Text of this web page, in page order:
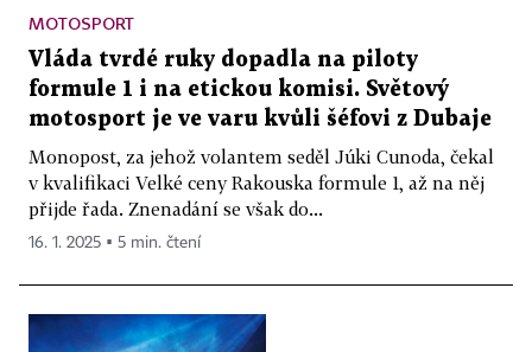
MOTOSPORT
Vláda tvrdé ruky dopadla na piloty
formule 1 i na etickou komisi. Světový
motosport je ve varu kvůli šéfovi z Dubaje
Monopost, za jehož volantem seděl Júki Cunoda, čekal
v kvalifikaci Velké ceny Rakouska formule 1, až na něj
přijde řada. Znenadání se však do...
16. 1. 2025 ▪ 5 min. čtení